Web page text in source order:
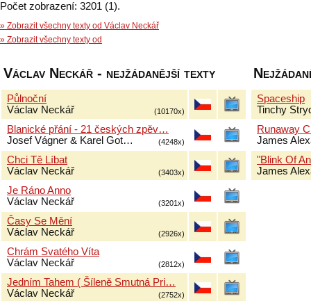
Počet zobrazení: 3201 (1).
» Zobrazit všechny texty od Václav Neckář
» Zobrazit všechny texty od
Václav Neckář - nejžádanější texty
Půlnoční
Václav Neckář
(10170x)
Blanické přání - 21 českých zpěv…
Josef Vágner & Karel Got…
(4248x)
Chci Tě Líbat
Václav Neckář
(3403x)
Je Ráno Anno
Václav Neckář
(3201x)
Časy Se Mění
Václav Neckář
(2926x)
Chrám Svatého Víta
Václav Neckář
(2812x)
Jedním Tahem ( Šíleně Smutná Pri…
Václav Neckář
(2752x)
Spaceship
Tinchy
Runaway
James
"Blink Of
James